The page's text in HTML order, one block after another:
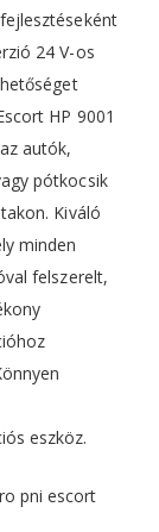
24 V-os
HP 9001
autók,
pótkocsik
Kiváló
minden
felszerelt,
eszköz.